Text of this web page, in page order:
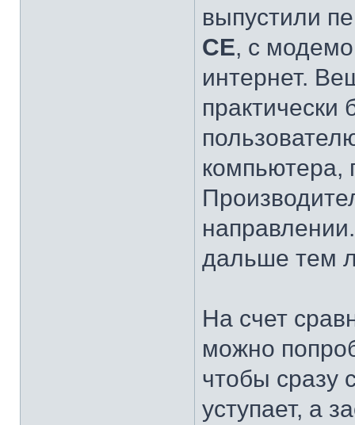
выпустили
СЕ, с
интернет.
практически
компьютера,
дальше тем
На счет
можно
чтобы сразу
уступает, а